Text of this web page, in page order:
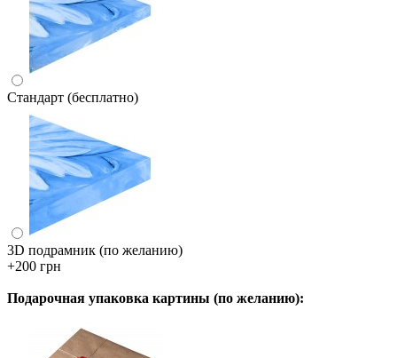
Стандарт (бесплатно)
3D подрамник (по желанию)
+200 грн
Подарочная упаковка картины (по желанию):